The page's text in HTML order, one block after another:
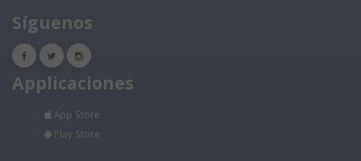
Síguenos
Applicaciones
App Store
Play Store